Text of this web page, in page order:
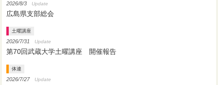
2026/8/3 Update
広島県支部総会
土曜講座
2026/7/31 Update
第70回武蔵大学土曜講座 開催報告
体連
2026/7/27 Update